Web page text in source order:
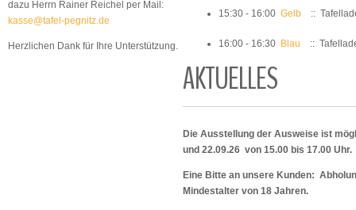
dazu Herrn Rainer Reichel per Mail:
kasse@tafel-pegnitz.de
Herzlichen Dank für Ihre Unterstützung.
15:30 - 16:00 Gelb ::
16:00 - 16:30 Blau ::
AKTUELLES
Die Ausstellung der Ausweise ist
und 22.09.26 von 15.00 bis 17.00 Uhr.
Eine Bitte an unsere Kunden:
Mindestalter von 18 Jahren.